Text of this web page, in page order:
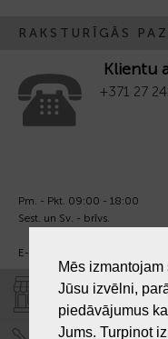
RAKSTURĪGĀS
Klientu
+371 27
Pm. - Pkt. 09:00 - 18:00
Sest. un Sv. - brīvs.
E-pasts:
VEIKALI
Mēs
Jūsu izvēlni,
piedāvājumus
Jums. Turpinot